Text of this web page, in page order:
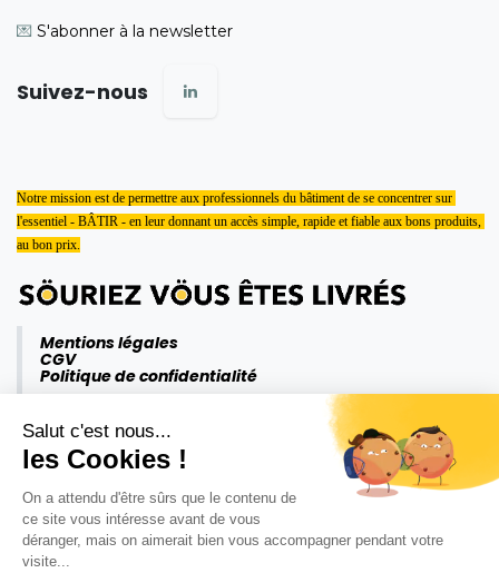
Salut c'est nous...
les Cookies !
On a attendu d'être sûrs que le contenu de
ce site vous intéresse avant de vous
déranger, mais on aimerait bien vous accompagner pendant votre
visite...
💌 S'abonner à la newsletter
Suivez-nous
Notre mission est de permettre aux professionnels du bâtiment de se concentrer sur
l'essentiel - BÂTIR - en leur donnant un accès simple, rapide et fiable aux bons produits,
au bon prix.
Mentions légales
CGV
Politique de confidentialité